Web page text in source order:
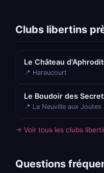
Clubs libertins
Le Château
📍 Haraucourt
Le Boudoir des
📍 La Neuville aux Joutes
→ Voir tous les clubs
Questions